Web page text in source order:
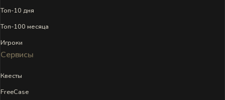
Топ-10 дня
Топ-100 месяца
Игроки
Сервисы
Квесты
FreeCase